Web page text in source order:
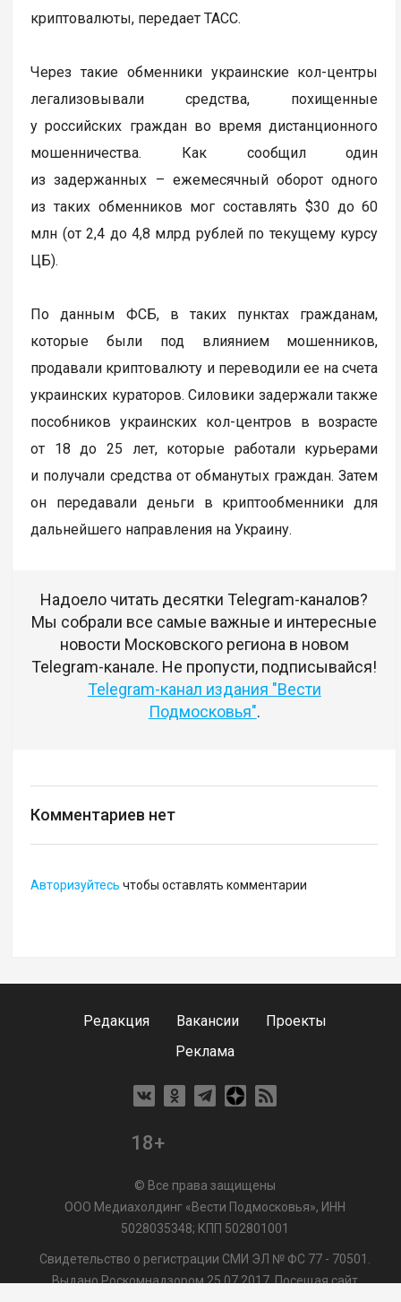
криптовалюты, передает ТАСС.
Через такие обменники украинские кол-центры
легализовывали средства, похищенные
у российских граждан во время дистанционного
мошенничества. Как сообщил один
из задержанных – ежемесячный оборот одного
из таких обменников мог составлять $30 до 60
млн (от 2,4 до 4,8 млрд рублей по текущему курсу
ЦБ).
По данным ФСБ, в таких пунктах гражданам,
которые были под влиянием мошенников,
продавали криптовалюту и переводили ее на счета
украинских кураторов. Силовики задержали также
пособников украинских кол-центров в возрасте
от 18 до 25 лет, которые работали курьерами
и получали средства от обманутых граждан. Затем
он передавали деньги в криптообменники для
дальнейшего направления на Украину.
Надоело читать десятки Telegram-каналов?
Мы собрали все самые важные и интересные
новости Московского региона в новом
Telegram-канале. Не пропусти, подписывайся!
Telegram-канал издания "Вести
Подмосковья".
Комментариев нет
Авторизуйтесь чтобы оставлять комментарии
Редакция Вакансии
Проекты
Реклама
18+
© Все права защищены
ООО Медиахолдинг «Вести Подмосковья», ИНН
5028035348; КПП 502801001
Свидетельство о регистрации СМИ ЭЛ № ФС 77 - 70501.
Выдано Роскомнадзором 25.07.2017. Посещая сайт